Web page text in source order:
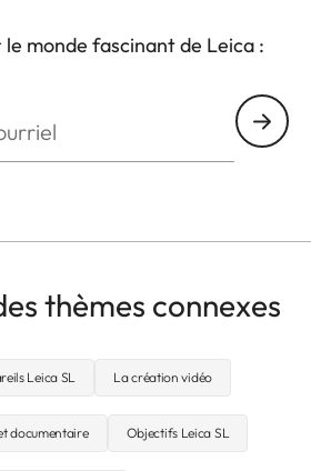
monde fascinant de Leica :
thèmes connexes
Leica SL La création vidéo
documentaire Objectifs Leica SL